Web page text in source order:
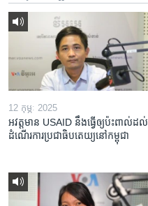
12 កុម្ភៈ 2025
អវត្តមាន USAID នឹងធ្វើឲ្យប៉ះពាល់ដល់
ដំណើរការប្រជាធិបតេយ្យនៅកម្ពុជា